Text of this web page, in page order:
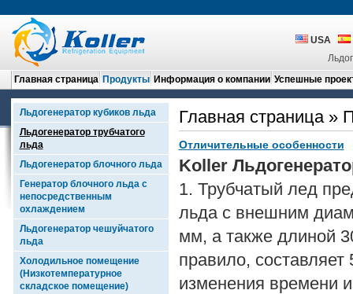
USA
Главная страница Продукты Информация о компании Успешные
Льдогенератор кубиков льда
Льдогенератор трубчатого
льда
Льдогенератор блочного льда
Генератор блочного льда с
непосредственным
охлаждением
Льдогенератор чешуйчатого
льда
Холодильное помещение
(Низкотемпературное
складское помещение)
Главная страница»
Отличительные особенности
Koller
1. Трубчатый лед
льда с внешним
мм, а также длиной
правило,
изменения времени